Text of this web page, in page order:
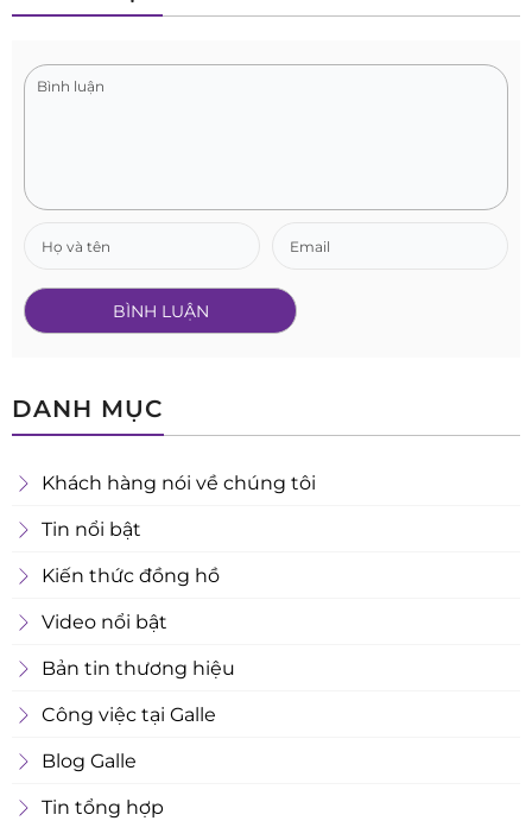
DANH MỤC
Khách hàng nói về chúng tôi
Tin nổi bật
Kiến thức đồng hồ
Video nổi bật
Bản tin thương hiệu
Công việc tại Galle
Blog Galle
Tin tổng hợp